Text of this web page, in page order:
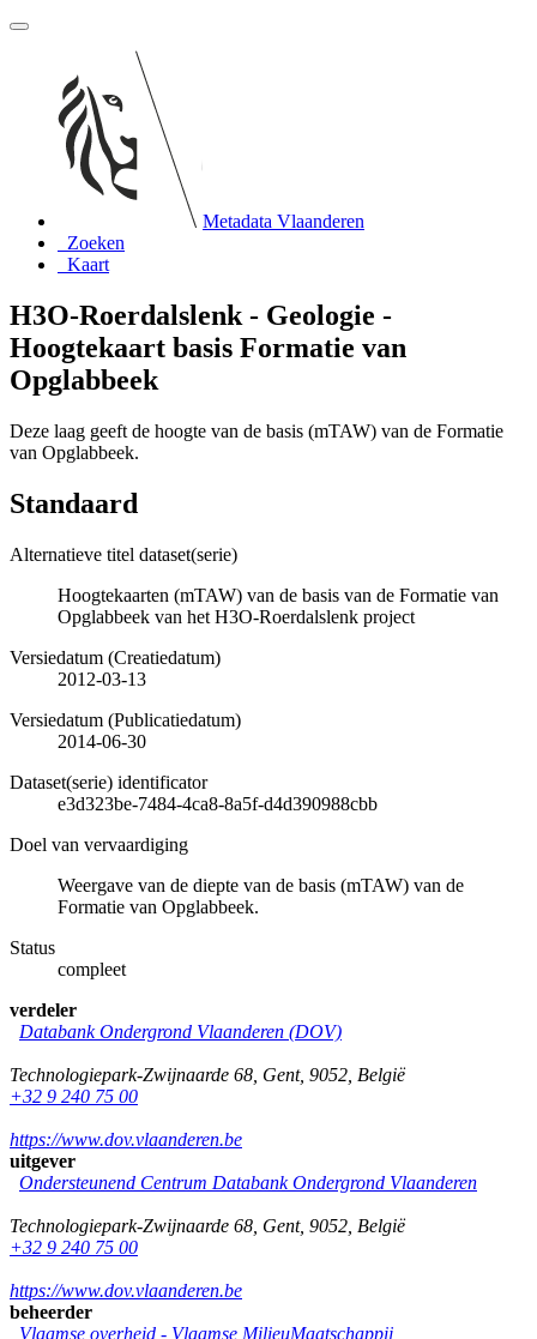
Metadata Vlaanderen
Zoeken
Kaart
H3O-Roerdalslenk - Geologie -
Hoogtekaart basis Formatie van
Opglabbeek
Deze laag geeft de hoogte van de basis (mTAW) van de Formatie
van Opglabbeek.
Standaard
Alternatieve titel dataset(serie)
Hoogtekaarten (mTAW) van de basis van de Formatie van
Opglabbeek van het H3O-Roerdalslenk project
Versiedatum (Creatiedatum)
2012-03-13
Versiedatum (Publicatiedatum)
2014-06-30
Dataset(serie) identificator
e3d323be-7484-4ca8-8a5f-d4d390988cbb
Doel van vervaardiging
Weergave van de diepte van de basis (mTAW) van de
Formatie van Opglabbeek.
Status
compleet
verdeler
Databank Ondergrond Vlaanderen (DOV)
Technologiepark-Zwijnaarde 68 Gent, 9052 België
+32 9 240 75 00
https://www.dov.vlaanderen.be
uitgever
Ondersteunend Centrum Databank Ondergrond Vlaanderen
Technologiepark-Zwijnaarde 68 Gent, 9052 België
+32 9 240 75 00
https://www.dov.vlaanderen.be
beheerder
Vlaamse overheid - Vlaamse MilieuMaatschappij